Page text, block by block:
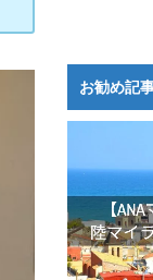
お勧め記